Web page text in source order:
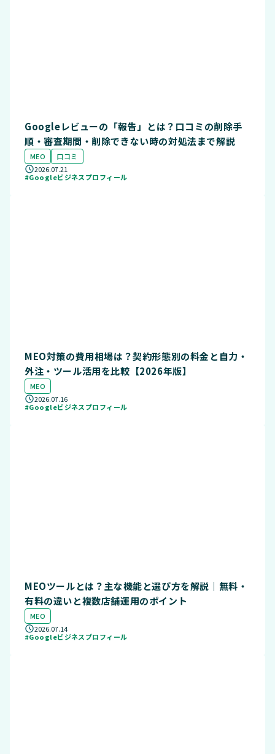
Googleレビューの「報告」とは？口コミの削除手
順・審査期間・削除できない時の対処法まで解説
MEO
口コミ
2026.07.21
#Googleビジネスプロフィール
MEO対策の費用相場は？契約形態別の料金と自力・
外注・ツール活用を比較【2026年版】
MEO
2026.07.16
#Googleビジネスプロフィール
MEOツールとは？主な機能と選び方を解説｜無料・
有料の違いと複数店舗運用のポイント
MEO
2026.07.14
#Googleビジネスプロフィール